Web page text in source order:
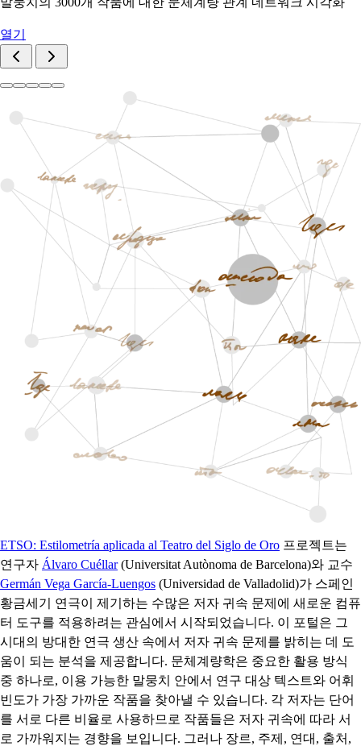
열기
ETSO: Estilometría aplicada al Teatro del Siglo de Oro 프로젝트는
연구자 Álvaro Cuéllar(Universitat Autònoma de Barcelona)와 교수
Germán Vega García-Luengos (Universidad de Valladolid)가 스페인
황금세기 연극이 제기하는 수많은 저자 귀속 문제에 새로운 컴퓨
터 도구를 적용하려는 관심에서 시작되었습니다. 이 포털은 그
시대의 방대한 연극 생산 속에서 저자 귀속 문제를 밝히는 데 도
움이 되는 분석을 제공합니다. 문체계량학은 중요한 활용 방식
중 하나로, 이용 가능한 말뭉치 안에서 연구 대상 텍스트와 어휘
빈도가 가장 가까운 작품을 찾아낼 수 있습니다. 각 저자는 단어
를 서로 다른 비율로 사용하므로 작품들은 저자 귀속에 따라 서
로 가까워지는 경향을 보입니다. 그러나 장르, 주제, 연대, 출처,